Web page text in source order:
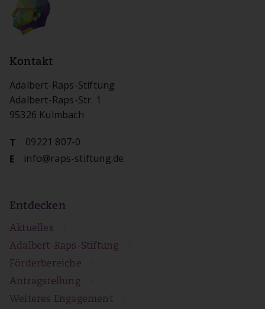
Kontakt
Adalbert-Raps-Stiftung
Adalbert-Raps-Str. 1
95326 Kulmbach
T
09221 807-0
E
info@raps-stiftung.de
Entdecken
Aktuelles
Adalbert-Raps-Stiftung
Förderbereiche
Antragstellung
Weiteres Engagement